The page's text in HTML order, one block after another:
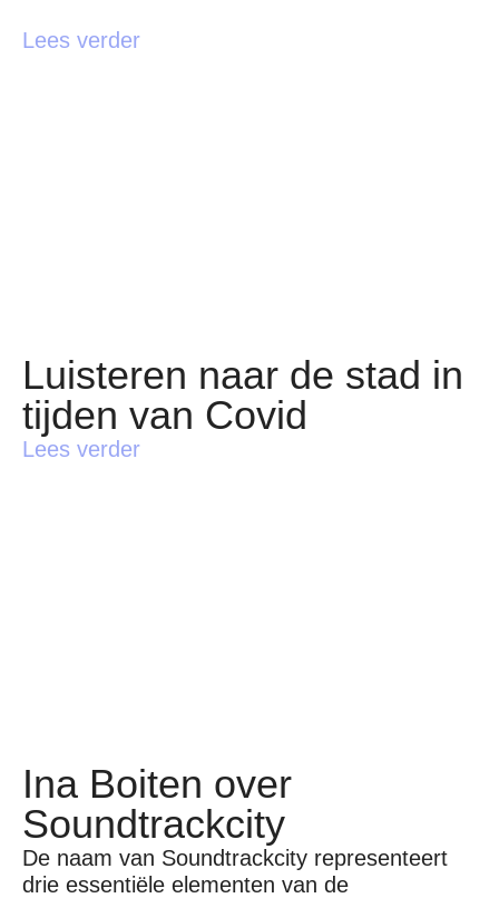
Lees verder
Luisteren naar de stad in
tijden van Covid
Lees verder
Ina Boiten over
Soundtrackcity
De naam van Soundtrackcity representeert
drie essentiële elementen van de